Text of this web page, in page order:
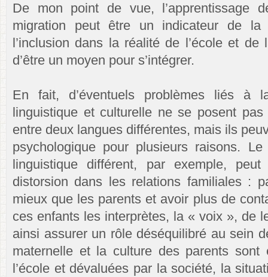
De mon point de vue, l’apprentissage
migration peut être un indicateur de la
l’inclusion dans la réalité de l’école et
d’être un moyen pour s’intégrer.
En fait, d’éventuels problèmes liés à
linguistique et culturelle ne se posent
entre deux langues différentes, mais ils
psychologique pour plusieurs raisons.
linguistique différent, par exemple,
distorsion dans les relations familiales :
mieux que les parents et avoir plus de
ces enfants les interprètes, la « voix », de
ainsi assurer un rôle déséquilibré au sein
maternelle et la culture des parents sont
l’école et dévaluées par la société, la